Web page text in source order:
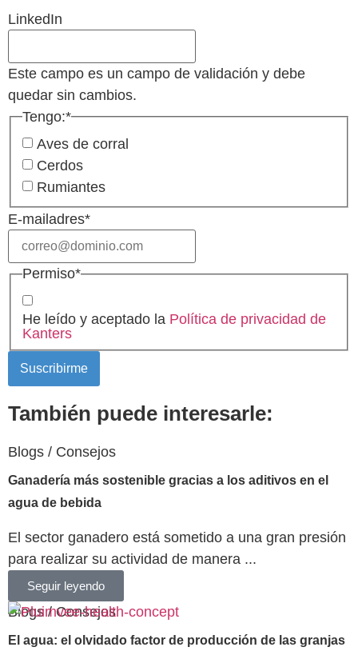
LinkedIn
Este campo es un campo de validación y debe
quedar sin cambios.
Tengo:*
Aves de corral
Cerdos
Rumiantes
E-mailadres*
Permiso*
He leído y aceptado la Política de privacidad de
Kanters
También puede interesarle:
Blogs / Consejos
Ganadería más sostenible gracias a los aditivos en el
agua de bebida
El sector ganadero está sometido a una gran presión
para realizar su actividad de manera ...
Seguir leyendo
Blogs / Consejos
El agua: el olvidado factor de producción de las granjas